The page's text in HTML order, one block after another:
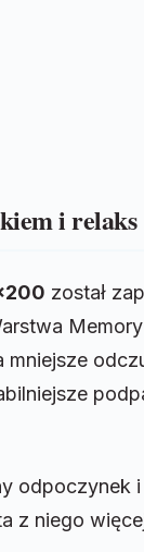
i relaks
został
mniejsze
odpoczynek i
z niego